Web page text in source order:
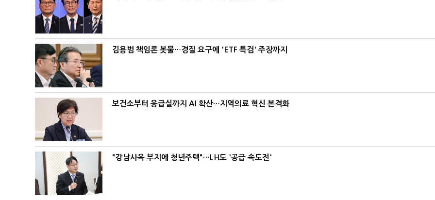
김용범 책임론 봇물…경질 요구에 'ETF 특검' 주장까지
보건소부터 응급실까지 AI 확산…지역의료 혁신 본격화
"강남사옥 부지에 청년주택"…LH도 '공급 속도전'